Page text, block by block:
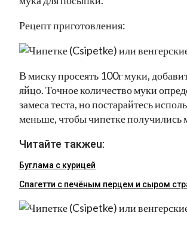
Рецепт приготовления:
В миску просеять 100г муки,
яйцо. Точное количество муки
замеса теста, но постарайтесь
меньше, чтобы чипетке получились
Читайте такжеu:
Буглама с курицей
Спагетти с печёным перцем и сыром